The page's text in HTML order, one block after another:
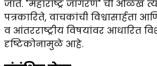
जाते. "महाराष्ट्र जागरण" ची ओळख
पत्रकारिते, वाचकांची विश्वासार्हता
व आंतरराष्ट्रीय विषयांवर आधारित
दृष्टिकोनामुळे आहे.